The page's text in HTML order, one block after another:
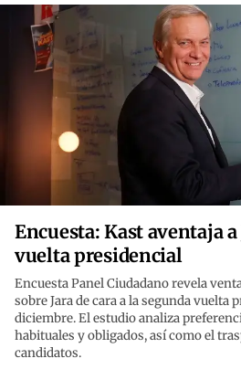
Encuesta: Kast aventaja
vuelta presidencial
Encuesta Panel Ciudadano revela
sobre Jara de cara a la segunda vuelta
diciembre. El estudio analiza
habituales y obligados, así como el
candidatos.